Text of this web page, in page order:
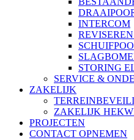
INTERCOM
STORING
SERVICE &
ZAKELIJK
ZAKELIJK
PROJECTEN
CONTACT OPNEMEN